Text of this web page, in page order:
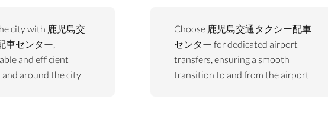
city with 鹿児島交
車センター,
and efficient
around the city
Choose 鹿児島交通タクシー配車
センター for dedicated airport
transfers, ensuring a smooth
transition to and from the airport